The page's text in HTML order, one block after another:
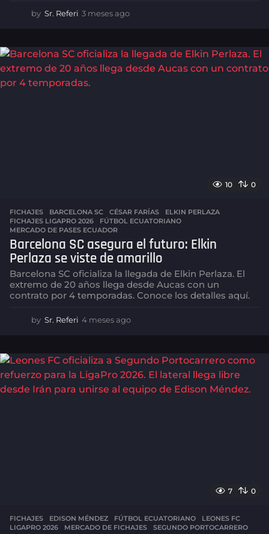
by Sr. Referi 3 meses ago
e
s
10 0
FICHAJES BARCELONA SC ,CÉSAR FARÍAS ,ELKIN PERLAZA
FICHAJES LIGAPRO 2026
,FÚTBOL ECUATORIANO
MERCADO DE PASES ECUADOR
Barcelona SC asegura el futuro: Elkin
Perlaza se viste de amarillo
Barcelona SC oficializa la llegada de Elkin Perlaza. El
extremo de 20 años llega desde Aucas con un
contrato por 4 temporadas. Conoce los detalles aquí.
by Sr. Referi 4 meses ago
e
s
a
7 0
FICHAJES EDISON MÉNDEZ ,FÚTBOL ECUATORIANO ,LEONES FC
LIGAPRO 2026
,MERCADO DE FICHAJES ,SEGUNDO PORTOCARRERO